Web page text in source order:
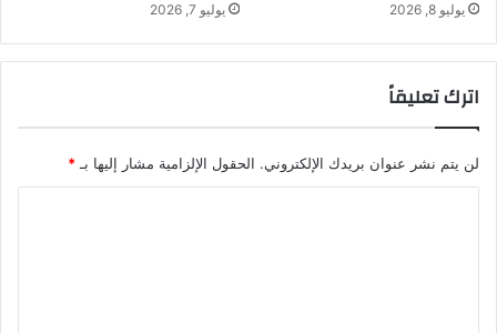
يوليو 8, 2026 يوليو 7, 2026
اترك تعليقاً
لن يتم نشر عنوان بريدك الإلكتروني. الحقول الإلزامية مشار إليها بـ*